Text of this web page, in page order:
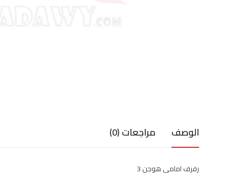
الوصف مراجعات (0)
رفرف امامى هوجن 3